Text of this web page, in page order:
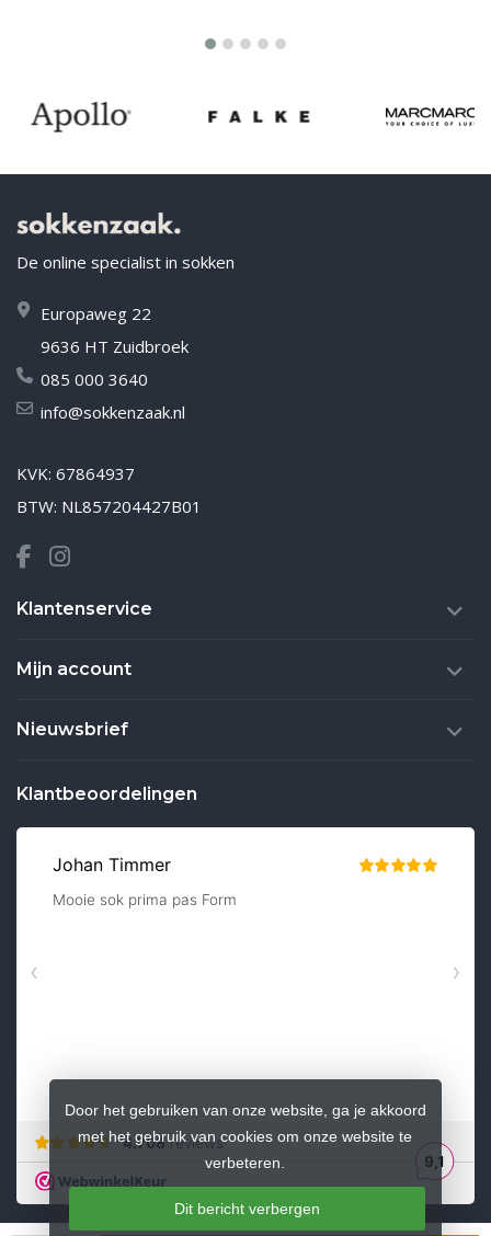
De online specialist in sokken
Europaweg 22
9636 HT Zuidbroek
085 000 3640
info@sokkenzaak.nl
KVK: 67864937
BTW: NL857204427B01
Klantenservice
Mijn account
Nieuwsbrief
Klantbeoordelingen
Door het gebruiken van onze website, ga je akkoord
met het gebruik van cookies om onze website te
verbeteren.
Dit bericht verbergen